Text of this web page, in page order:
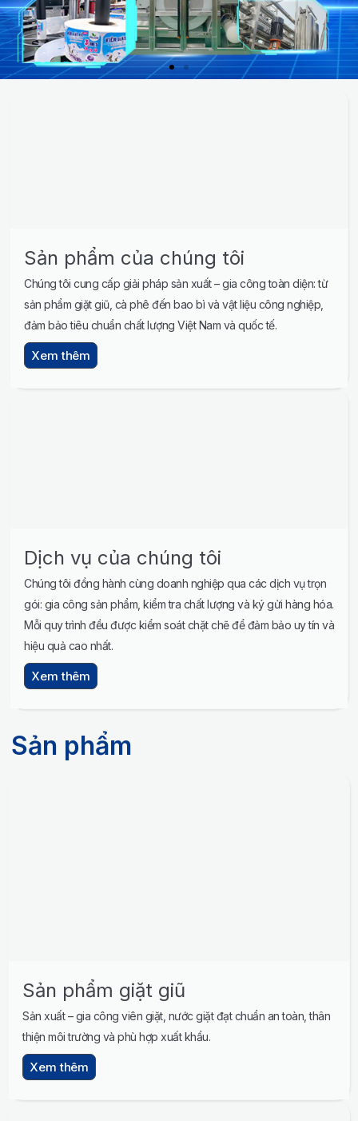
Sản phẩm của chúng tôi
Chúng tôi cung cấp giải pháp sản xuất – gia công toàn diện: từ
sản phẩm giặt giũ, cà phê đến bao bì và vật liệu công nghiệp,
đảm bảo tiêu chuẩn chất lượng Việt Nam và quốc tế.
Xem thêm
Dịch vụ của chúng tôi
Chúng tôi đồng hành cùng doanh nghiệp qua các dịch vụ trọn
gói: gia công sản phẩm, kiểm tra chất lượng và ký gửi hàng hóa.
Mỗi quy trình đều được kiểm soát chặt chẽ để đảm bảo uy tín và
hiệu quả cao nhất.
Xem thêm
Sản phẩm
Sản phẩm giặt giũ
Sản xuất – gia công viên giặt, nước giặt đạt chuẩn an toàn, thân
thiện môi trường và phù hợp xuất khẩu.
Xem thêm